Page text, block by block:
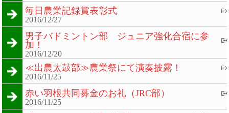
毎日農業記録賞表彰式
2016/12/27
男子バドミントン部 ジュニア強化合宿に参
加！
2016/12/20
≪出農太鼓部≫農業祭にて演奏披露！
2016/11/25
赤い羽根共同募金のお礼（JRC部）
2016/11/25